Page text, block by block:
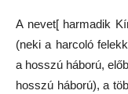
A nevet[ harmadik
(neki a harcoló
a hosszú háború,
hosszú háború), a